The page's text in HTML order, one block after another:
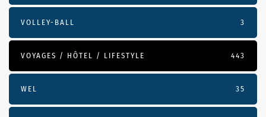
VOLLEY-BALL 3
VOYAGES / HÔTEL / LIFESTYLE 443
WEL 35